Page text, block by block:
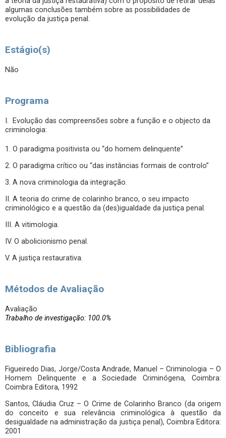
algumas conclusões também sobre as possibilidades de
evolução da justiça penal.
Estágio(s)
Não
Programa
I. Evolução das compreensões sobre a função e o objecto da
criminologia:
1. O paradigma positivista ou “do homem delinquente”
2. O paradigma crítico ou “das instâncias formais de controlo”
3. A nova criminologia da integração.
II. A teoria do crime de colarinho branco, o seu impacto
criminológico e a questão da (des)igualdade da justiça penal.
III. A vitimologia.
IV. O abolicionismo penal.
V. A justiça restaurativa.
Métodos de Avaliação
Avaliação
Trabalho de investigação: 100.0%
Bibliografia
Figueiredo Dias, Jorge/Costa Andrade, Manuel – Criminologia – O
Homem Delinquente e a Sociedade Criminógena, Coimbra:
Coimbra Editora, 1992
Santos, Cláudia Cruz – O Crime de Colarinho Branco (da origem
do conceito e sua relevância criminológica à questão da
desigualdade na administração da justiça penal), Coimbra Editora:
2001